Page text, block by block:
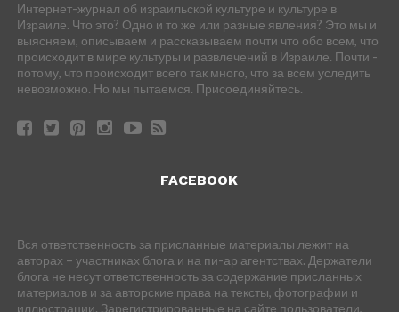
Интернет-журнал об израильской культуре и культуре в
Израиле. Что это? Одно и то же или разные явления? Это мы и
выясняем, описываем и рассказываем почти что обо всем, что
происходит в мире культуры и развлечений в Израиле. Почти -
потому, что происходит всего так много, что за всем уследить
невозможно. Но мы пытаемся. Присоединяйтесь.
FACEBOOK
Вся ответственность за присланные материалы лежит на
авторах – участниках блога и на пи-ар агентствах. Держатели
блога не несут ответственность за содержание присланных
материалов и за авторские права на тексты, фотографии и
иллюстрации. Зарегистрированные на сайте пользователи,